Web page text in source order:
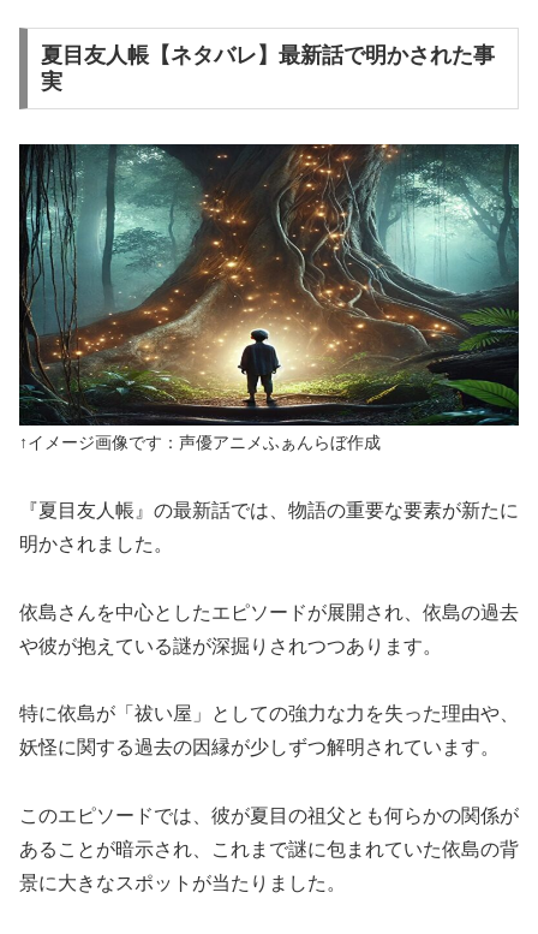
夏目友人帳【ネタバレ】最新話で明かされた事
実
↑イメージ画像です：声優アニメふぁんらぼ作成
『夏目友人帳』の最新話では、物語の重要な要素が新たに
明かされました。
依島さんを中心としたエピソードが展開され、依島の過去
や彼が抱えている謎が深掘りされつつあります。
特に依島が「祓い屋」としての強力な力を失った理由や、
妖怪に関する過去の因縁が少しずつ解明されています。
このエピソードでは、彼が夏目の祖父とも何らかの関係が
あることが暗示され、これまで謎に包まれていた依島の背
景に大きなスポットが当たりました。